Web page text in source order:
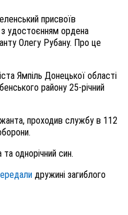
присвоїв
удостоєнням ордена
Олегу Рубану. Про це
Ямпіль Донецької області
району 25-річний
проходив службу в 112
однорічний син.
дружині загиблого